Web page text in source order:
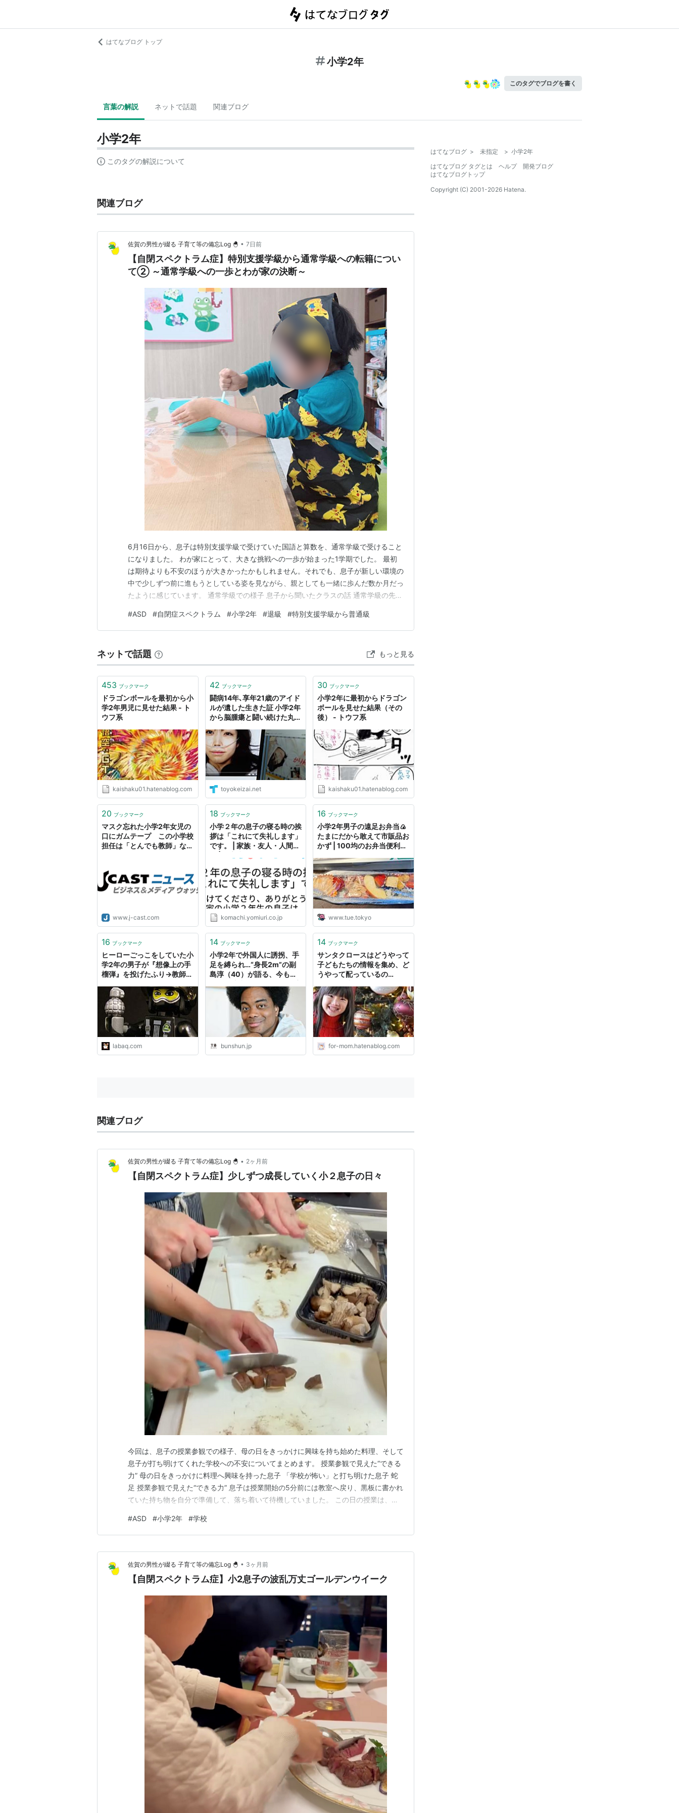
はてなブログ トップ
小学2年
このタグでブログを書く
言葉の解説 ネットで話題 関連ブログ
小学2年
このタグの解説について
関連ブログ
佐賀の男性が綴る 子育て等の備忘Log 🐣 • 7日前
【自閉スペクトラム症】特別支援学級から通常学級への転籍につい
て② ～通常学級への一歩とわが家の決断～
6月16日から、息子は特別支援学級で受けていた国語と算数を、通常学級で受けること
になりました。 わが家にとって、大きな挑戦への一歩が始まった1学期でした。 最初
は期待よりも不安のほうが大きかったかもしれません。それでも、息子が新しい環境の
中で少しずつ前に進もうとしている姿を見ながら、親としても一緒に歩んだ数か月だっ
たように感じています。 通常学級での様子 息子から聞いたクラスの話 通常学級の先生
の先生からのアドバイス 妻の考え 私の考え 妻と私の違い 息子の変化 退級の決断 今後
について 通常学級での様子 息子…
#ASD #自閉症スペクトラム #小学2年 #退級 #特別支援学級から普通級
ネットで話題 もっと見る
453 ブックマーク
ドラゴンボールを最初から小
学2年男児に見せた結果 - ト
ウフ系
kaishaku01.hatenablog.com
42 ブックマーク
闘病14年､享年21歳のアイド
ルが遺した生きた証 小学2年
から脳腫瘍と闘い続けた丸山
toyokeizai.net
30 ブックマーク
小学2年に最初からドラゴン
ボールを見せた結果（その
後） - トウフ系
kaishaku01.hatenablog.com
20 ブックマーク
マスク忘れた小学2年女児の
口にガムテープ この小学校
担任は「とんでも教師」なの
www.j-cast.com
18 ブックマーク
小学２年の息子の寝る時の挨
拶は「これにて失礼します」
です。 | 家族・友人・人間関
komachi.yomiuri.co.jp
16 ブックマーク
小学2年男子の遠足お弁当🍙
たまにだから敢えて市販品お
かず | 100均のお弁当便利ア
www.tue.tokyo
16 ブックマーク
ヒーローごっこをしていた小
学2年の男子が『想像上の手
榴弾』を投げたふり→教師が
labaq.com
14 ブックマーク
小学2年で外国人に誘拐、手
足を縛られ…“身長2m”の副
島淳（40）が語る、今も消
中の公園で声をかけられ
て…」 | 文春オンライン
bunshun.jp
14 ブックマーク
サンタクロースはどうやって
子どもたちの情報を集め、ど
うやって配っているの
一答。 - For Mom -すべて
のお母さんへのメッセージ-
for-mom.hatenablog.com
関連ブログ
佐賀の男性が綴る 子育て等の備忘Log 🐣 • 2ヶ月前
【自閉スペクトラム症】少しずつ成長していく小２息子の日々
今回は、息子の授業参観での様子、母の日をきっかけに興味を持ち始めた料理、そして
息子が打ち明けてくれた学校への不安についてまとめます。 授業参観で見えた“できる
力” 母の日をきっかけに料理へ興味を持った息子 「学校が怖い」と打ち明けた息子 蛇
足 授業参観で見えた“できる力” 息子は授業開始の5分前には教室へ戻り、黒板に書かれ
ていた持ち物を自分で準備して、落ち着いて待機していました。 この日の授業は、ミ
れ、丁寧に苗を植える様子を見ることができました。 授業の流れに沿って行動できて
いる姿を見て、改めて通常学級への転籍申請を進…
#ASD #小学2年 #学校
佐賀の男性が綴る 子育て等の備忘Log 🐣 • 3ヶ月前
【自閉スペクトラム症】小2息子の波乱万丈ゴールデンウイーク
はてなブログ > 未指定 > 小学2年
はてなブログ タグとは
ヘルプ
開発ブログ
はてなブログトップ
Copyright (C) 2001-2026 Hatena.